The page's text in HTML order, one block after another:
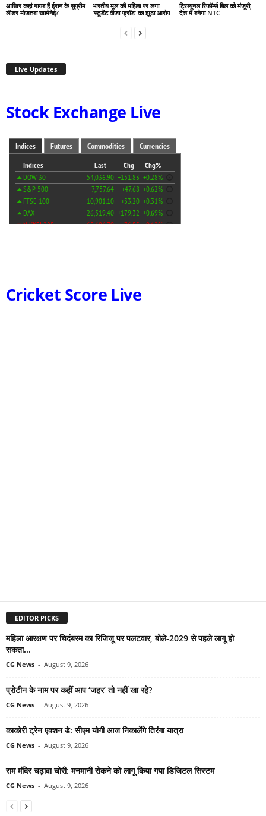
आखिर कहां गायब हैं ईरान के सुप्रीम
लीडर मोजतबा खामेनेई?
भारतीय मूल की महिला पर लगा
‘स्टूडेंट वीजा फ्रॉड’ का झूठा आरोप
ट्रिब्यूनल रिफॉर्म्स बिल को मंजूरी,
देश में बनेगा NTC
Live Updates
Stock Exchange Live
Cricket Score Live
EDITOR PICKS
महिला आरक्षण पर चिदंबरम का रिजिजू पर पलटवार, बोले-2029 से पहले लागू हो
सकता...
CG News - August 9, 2026
प्रोटीन के नाम पर कहीं आप ‘जहर’ तो नहीं खा रहे?
CG News - August 9, 2026
काकोरी ट्रेन एक्शन डे: सीएम योगी आज निकालेंगे तिरंगा यात्रा
CG News - August 9, 2026
राम मंदिर चढ़ावा चोरी: मनमानी रोकने को लागू किया गया डिजिटल सिस्टम
CG News - August 9, 2026